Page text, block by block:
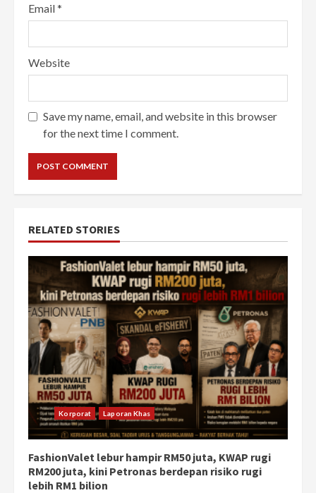
Email*
Website
Save my name, email, and website in this browser
for the next time I comment.
RELATED STORIES
Korporat Laporan Khas
FashionValet lebur hampir RM50 juta, KWAP rugi
RM200 juta, kini Petronas berdepan risiko rugi
lebih RM1 bilion